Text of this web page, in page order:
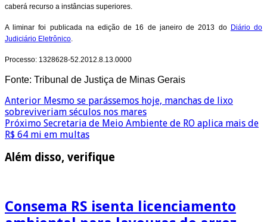
caberá recurso a instâncias superiores.
A liminar foi publicada na edição de 16 de janeiro de 2013 do Diário do
Judiciário Eletrônico
Processo: 1328628-52.2012.8.13.0000
Fonte: Tribunal de Justiça de Minas Gerais
Anterior Mesmo se parássemos hoje, manchas de lixo
sobreviveriam séculos nos mares
Próximo Secretaria de Meio Ambiente de RO aplica mais de
R$ 64 mi em multas
Além disso, verifique
Consema RS isenta licenciamento